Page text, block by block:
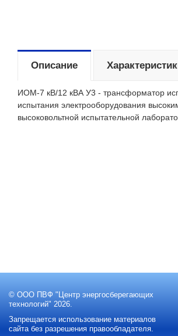
Описание
ИОМ-7 кВ/12 кВА У3 - трансформатор
испытания электрооборудования
высоковольтной испытательной
© ООО ПВФ "Центр энергосберегающих
технологий" 2026.
Запрещается использование материалов
сайта без разрешения правообладателя.